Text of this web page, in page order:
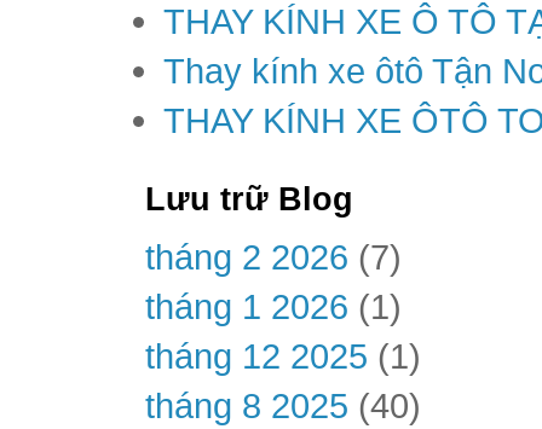
THAY KÍNH XE Ô TÔ
Thay kính xe ôtô Tận
THAY KÍNH XE ÔTÔ
Lưu trữ Blog
tháng 2 2026 (7)
tháng 1 2026 (1)
tháng 12 2025 (1)
tháng 8 2025 (40)